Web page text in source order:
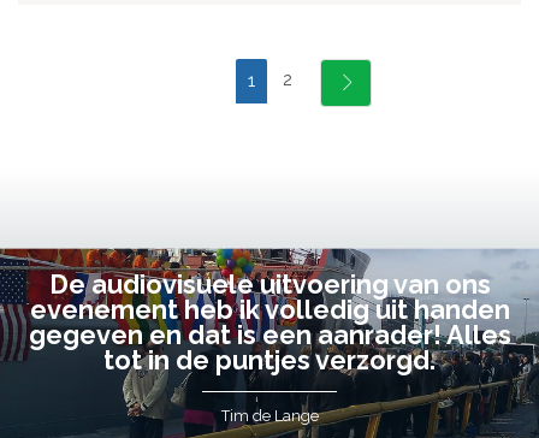
1 2
De audiovisuele uitvoering van ons
evenement heb ik volledig uit handen
gegeven en dat is een aanrader! Alles
tot in de puntjes verzorgd.
Tim de Lange